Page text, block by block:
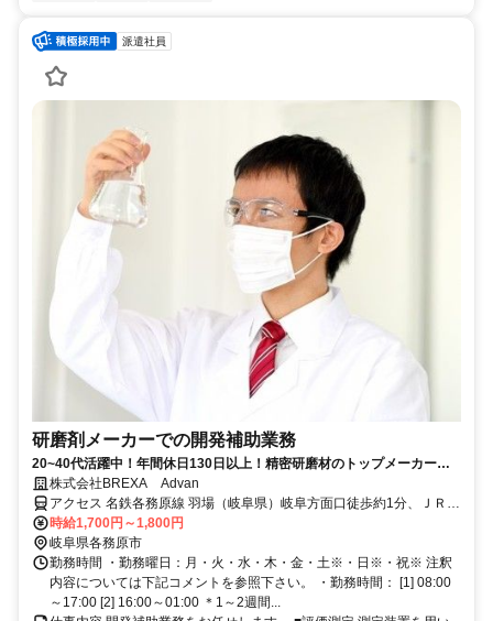
派遣社員
研磨剤メーカーでの開発補助業務
20~40代活躍中！年間休日130日以上！精密研磨材のトップメーカーで
のお仕事です。
株式会社BREXA Advan
アクセス 名鉄各務原線 羽場（岐阜県）岐阜方面口徒歩約1分、ＪＲ高
山本線 各務ヶ原徒歩約26分 【勤務地詳細】名鉄各務原線『羽場駅』
より車で10分 ＊車、バイク通勤可
時給1,700円～1,800円
岐阜県各務原市
勤務時間 ・勤務曜日：月・火・水・木・金・土※・日※・祝※ 注釈
内容については下記コメントを参照下さい。 ・勤務時間： [1] 08:00
～17:00 [2] 16:00～01:00 ＊1～2週間...